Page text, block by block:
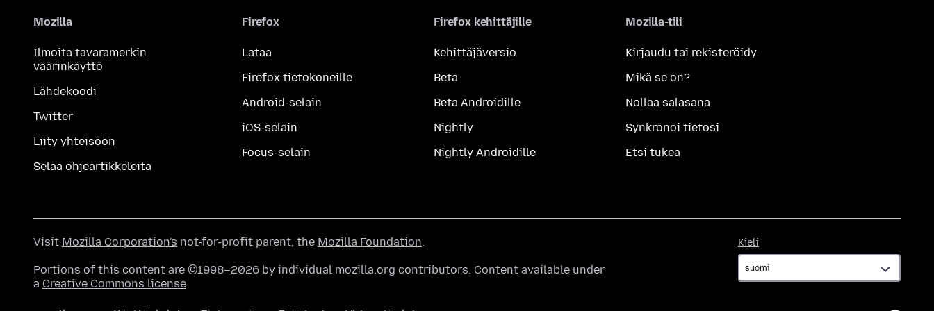
Mozilla
Ilmoita tavaramerkin
väärinkäyttö
Lähdekoodi
Twitter
Liity yhteisöön
Selaa ohjeartikkeleita
Firefox
Lataa
Firefox tietokoneille
Android-selain
iOS-selain
Focus-selain
Firefox kehittäjille
Kehittäjäversio
Beta
Beta Androidille
Nightly
Nightly Androidille
Mozilla-tili
Kirjaudu tai rekisteröidy
Mikä se on?
Nollaa salasana
Synkronoi tietosi
Etsi tukea
Kieli
Visit Mozilla Corporation's not-for-profit parent, the Mozilla Foundation.
Portions of this content are ©1998–2026 by individual mozilla.org contributors. Content available under
a Creative Commons license.